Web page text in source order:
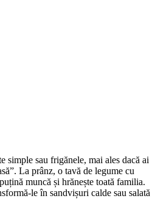
simple sau frigănele, mai ales dacă ai
La prânz, o tavă de legume cu
muncă și hrănește toată familia.
le în sandvișuri calde sau salată